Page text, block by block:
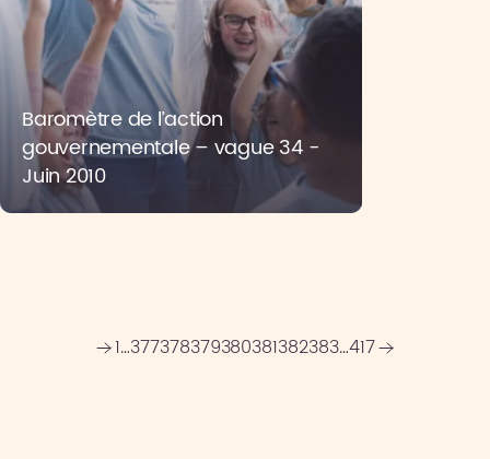
Baromètre de l’action
gouvernementale – vague 34 -
Juin 2010
1…377378379380381382383…417